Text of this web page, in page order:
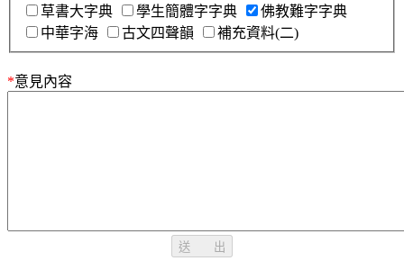
草書大字典
學生簡體字字典
佛教難字字典
中華字海
古文四聲韻 補充資料(二)
*意見內容
送 出